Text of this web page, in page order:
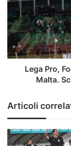
nuovo
allenatore
arriva
da
Malta.
Scelto
sportivo
Lega Pro,
Malta.
Articoli